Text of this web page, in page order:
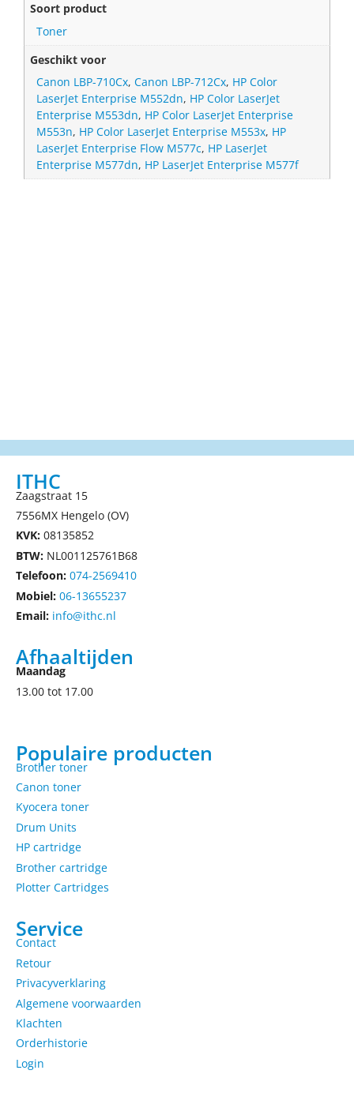
Soort product
Toner
Geschikt voor
Canon LBP-710Cx,Canon LBP-712Cx, HP Color
LaserJet Enterprise M552dn, HP Color LaserJet
Enterprise M553dn, HP Color LaserJet Enterprise
M553n, HP Color LaserJet Enterprise M553x, HP
LaserJet Enterprise Flow M577c, HP LaserJet
Enterprise M577dn, HP LaserJet Enterprise M577f
ITHC
Zaagstraat 15
7556MX Hengelo (OV)
KVK: 08135852
BTW: NL001125761B68
Telefoon: 074-2569410
Mobiel: 06-13655237
Email: info@ithc.nl
Afhaaltijden
Maandag
13.00 tot 17.00
Populaire producten
Brother toner
Canon toner
Kyocera toner
Drum Units
HP cartridge
Brother cartridge
Plotter Cartridges
Service
Contact
Retour
Privacyverklaring
Algemene voorwaarden
Klachten
Orderhistorie
Login